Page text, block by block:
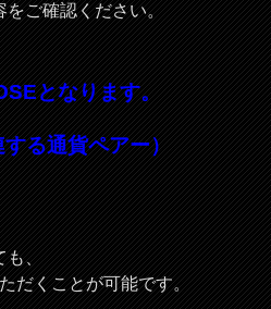
をご確認ください。
となります。
る通貨ペアー）
も、
だくことが可能です。